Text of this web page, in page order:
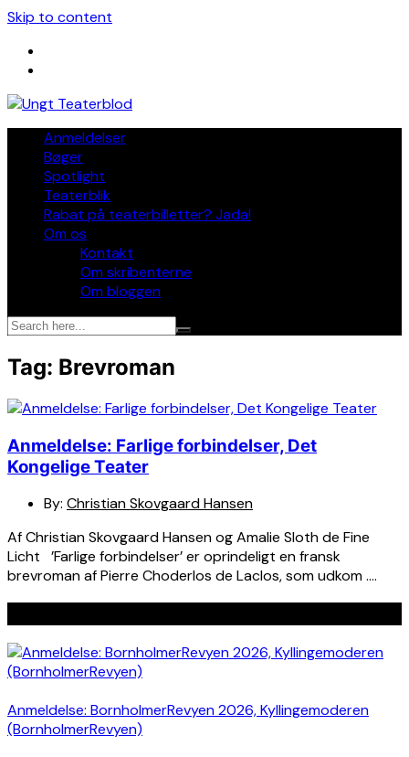
Skip to content
Anmeldelser
Bøger
Spotlight
Teaterblik
Rabat på teaterbilletter? Jada!
Om os
Kontakt
Om skribenterne
Om bloggen
Tag: Brevroman
Anmeldelse: Farlige forbindelser, Det
Kongelige Teater
By: Christian Skovgaard Hansen
Af Christian Skovgaard Hansen og Amalie Sloth de Fine
Licht ’Farlige forbindelser’ er oprindeligt en fransk
brevroman af Pierre Choderlos de Laclos, som udkom ….
Anmeldelse: BornholmerRevyen 2026, Kyllingemoderen
(BornholmerRevyen)